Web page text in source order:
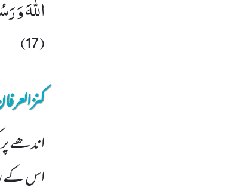
اللّٰهَ
(17)
اندھے
اس کے